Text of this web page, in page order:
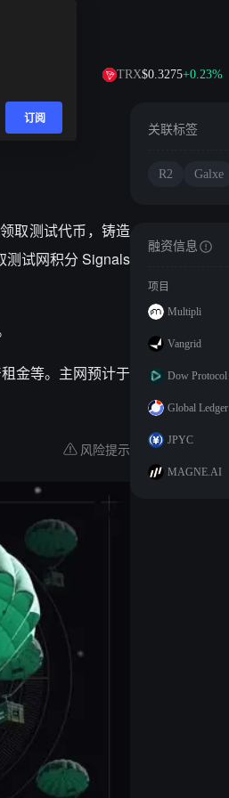
TRX$0.3275+0.23%
取测试代币，铸造
测试网积分 Signals
金等。主网预计于
风险提示
关联标签
R2 Galxe
融资信息
项目
Multipli
Vangrid
Dow Protocol
Global Ledger
JPYC
MAGNE.AI
订阅